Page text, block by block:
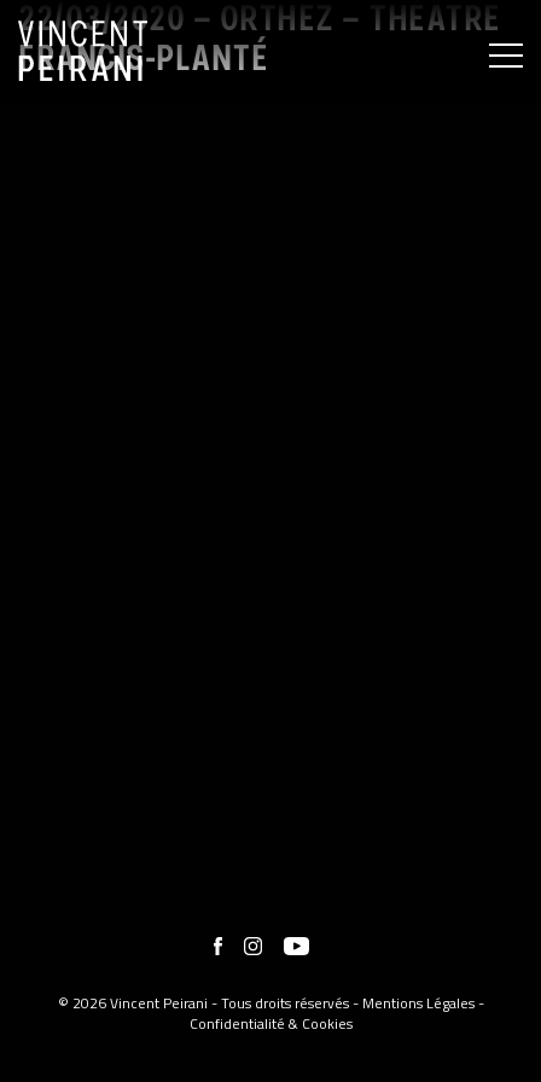
22/03/2020 – ORTHEZ – THÉÂTRE
FRANCIS-PLANTÉ
© 2026 Vincent Peirani - Tous droits réservés - Mentions Légales-
Confidentialité & Cookies